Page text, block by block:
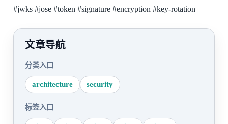
#jwks #jose #token #signature #encryption #key-rotation
文章导航
分类入口
architecture security
标签入口